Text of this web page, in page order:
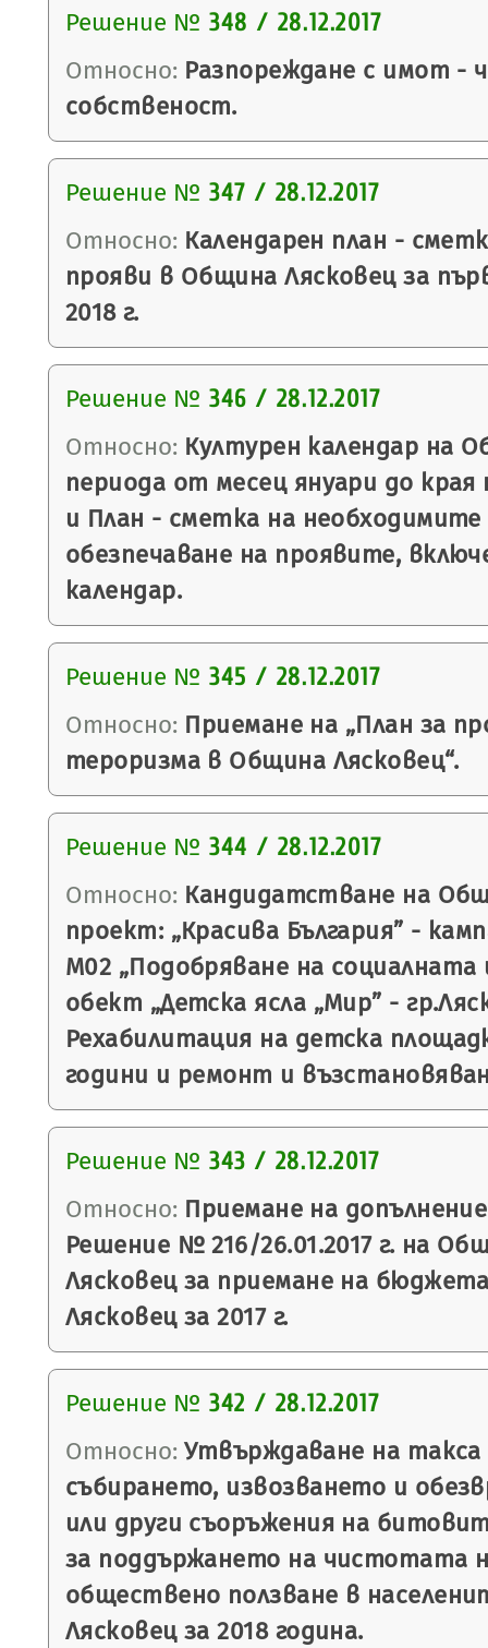
Решение № 348 / 28.12.2017
Относно: Разпореждане с имот -
собственост.
Решение № 347 / 28.12.2017
Относно: Календарен план -
прояви в Община Лясковец за
2018 г.
Решение № 346 / 28.12.2017
Относно: Културен календар на
периода от месец януари до края
и План - сметка на необходимите
обезпечаване на проявите,
календар.
Решение № 345 / 28.12.2017
Относно: Приемане на „План за
тероризма в Община Лясковец“.
Решение № 344 / 28.12.2017
Относно: Кандидатстване на
проект: „Красива България” -
М02 „Подобряване на
обект „Детска ясла „Мир” -
Рехабилитация на детска
години и ремонт и
Решение № 343 / 28.12.2017
Относно: Приемане на
Решение № 216/26.01.2017 г. на
Лясковец за приемане на
Лясковец за 2017 г.
Решение № 342 / 28.12.2017
Относно: Утвърждаване на такса
събирането, извозването и
или други съоръжения на
за поддържането на чистотата
обществено ползване в
Лясковец за 2018 година.